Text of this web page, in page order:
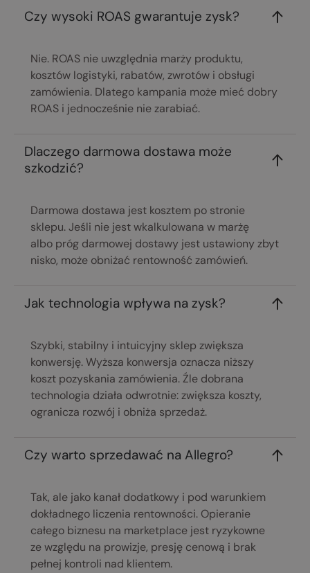
Czy wysoki ROAS gwarantuje zysk?
Nie. ROAS nie uwzględnia marży produktu,
kosztów logistyki, rabatów, zwrotów i obsługi
zamówienia. Dlatego kampania może mieć dobry
ROAS i jednocześnie nie zarabiać.
Dlaczego darmowa dostawa może
szkodzić?
Darmowa dostawa jest kosztem po stronie
sklepu. Jeśli nie jest wkalkulowana w marżę
albo próg darmowej dostawy jest ustawiony zbyt
nisko, może obniżać rentowność zamówień.
Jak technologia wpływa na zysk?
Szybki, stabilny i intuicyjny sklep zwiększa
konwersję. Wyższa konwersja oznacza niższy
koszt pozyskania zamówienia. Źle dobrana
technologia działa odwrotnie: zwiększa koszty,
ogranicza rozwój i obniża sprzedaż.
Czy warto sprzedawać na Allegro?
Tak, ale jako kanał dodatkowy i pod warunkiem
dokładnego liczenia rentowności. Opieranie
całego biznesu na marketplace jest ryzykowne
ze względu na prowizje, presję cenową i brak
pełnej kontroli nad klientem.